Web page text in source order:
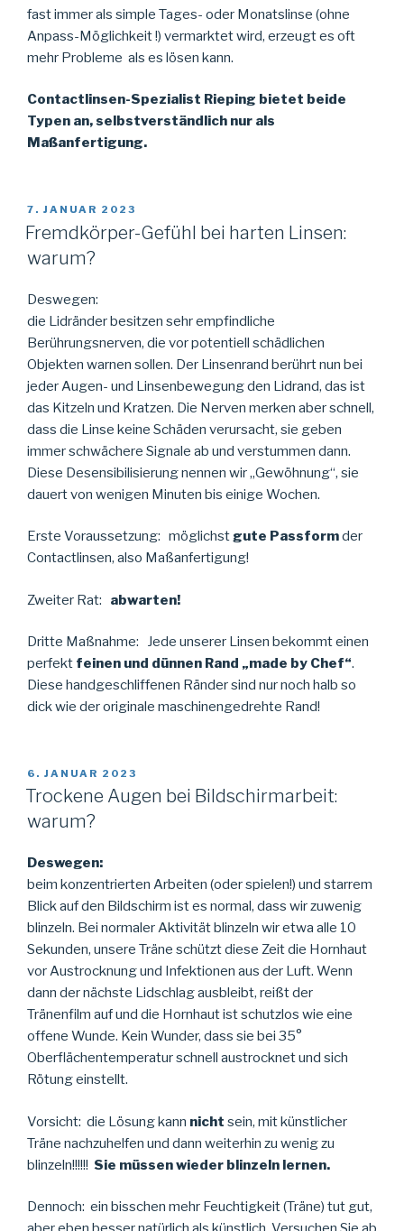
fast immer als simple Tages- oder Monatslinse (ohne
Anpass-Möglichkeit !) vermarktet wird, erzeugt es oft
mehr Probleme als es lösen kann.
Contactlinsen-Spezialist Rieping bietet beide
Typen an, selbstverständlich nur als
Maßanfertigung.
VERÖFFENTLICHT
AM
7. JANUAR 2023
Fremdkörper-Gefühl bei harten Linsen:
warum?
Deswegen:
die Lidränder besitzen sehr empfindliche
Berührungsnerven, die vor potentiell schädlichen
Objekten warnen sollen. Der Linsenrand berührt nun bei
jeder Augen- und Linsenbewegung den Lidrand, das ist
das Kitzeln und Kratzen. Die Nerven merken aber schnell,
dass die Linse keine Schäden verursacht, sie geben
immer schwächere Signale ab und verstummen dann.
Diese Desensibilisierung nennen wir „Gewöhnung“, sie
dauert von wenigen Minuten bis einige Wochen.
Erste Voraussetzung: möglichstgute Passformder
Contactlinsen, also Maßanfertigung!
Zweiter Rat: abwarten!
Dritte Maßnahme: Jede unserer Linsen bekommt einen
perfekt feinen und dünnen Rand „made by Chef“.
Diese handgeschliffenen Ränder sind nur noch halb so
dick wie der originale maschinengedrehte Rand!
VERÖFFENTLICHT
AM
6. JANUAR 2023
Trockene Augen bei Bildschirmarbeit:
warum?
Deswegen:
beim konzentrierten Arbeiten (oder spielen!) und starrem
Blick auf den Bildschirm ist es normal, dass wir zuwenig
blinzeln. Bei normaler Aktivität blinzeln wir etwa alle 10
Sekunden, unsere Träne schützt diese Zeit die Hornhaut
vor Austrocknung und Infektionen aus der Luft. Wenn
dann der nächste Lidschlag ausbleibt, reißt der
Tränenfilm auf und die Hornhaut ist schutzlos wie eine
offene Wunde. Kein Wunder, dass sie bei 35°
Oberflächentemperatur schnell austrocknet und sich
Rötung einstellt.
Vorsicht: die Lösung kann nicht sein, mit künstlicher
Träne nachzuhelfen und dann weiterhin zu wenig zu
blinzeln!!!!!! Sie müssen wieder blinzeln lernen.
Dennoch: ein bisschen mehr Feuchtigkeit (Träne) tut gut,